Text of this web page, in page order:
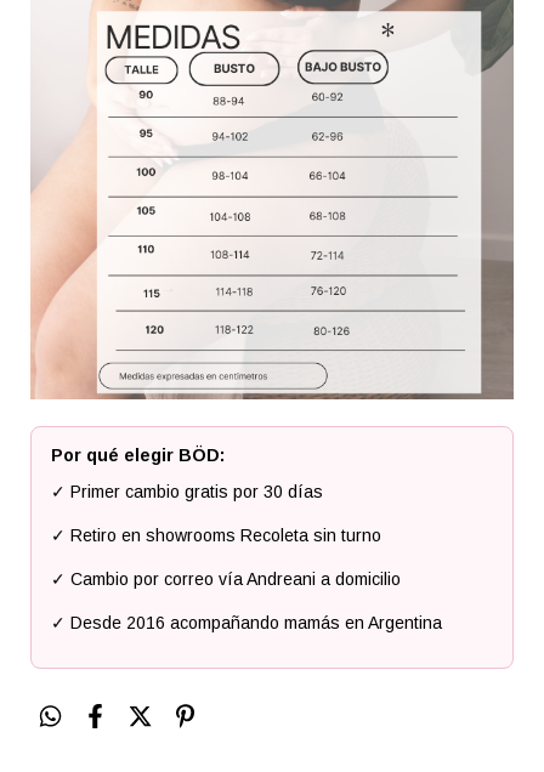
Por qué elegir BÖD:
✓ Primer cambio gratis por 30 días
✓ Retiro en showrooms Recoleta sin turno
✓ Cambio por correo vía Andreani a domicilio
✓ Desde 2016 acompañando mamás en Argentina